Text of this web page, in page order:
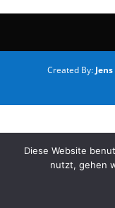
Created By:
Diese Website
nutzt, gehen